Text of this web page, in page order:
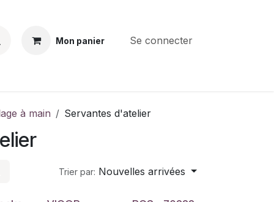
Mon panier Se connecter
à main Servantes d'atelier
Trier par: Nouvelles arrivées